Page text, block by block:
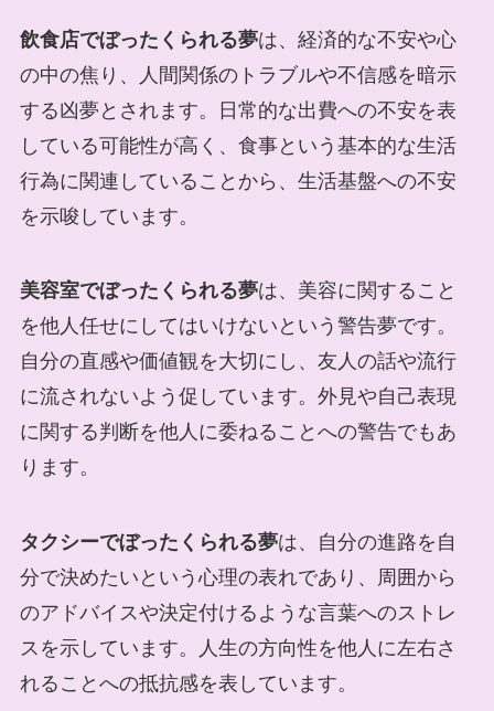
飲食店でぼったくられる夢は、経済的な不安や心
の中の焦り、人間関係のトラブルや不信感を暗示
する凶夢とされます。日常的な出費への不安を表
している可能性が高く、食事という基本的な生活
行為に関連していることから、生活基盤への不安
を示唆しています。
美容室でぼったくられる夢は、美容に関すること
を他人任せにしてはいけないという警告夢です。
自分の直感や価値観を大切にし、友人の話や流行
に流されないよう促しています。外見や自己表現
に関する判断を他人に委ねることへの警告でもあ
ります。
タクシーでぼったくられる夢は、自分の進路を自
分で決めたいという心理の表れであり、周囲から
のアドバイスや決定付けるような言葉へのストレ
スを示しています。人生の方向性を他人に左右さ
れることへの抵抗感を表しています。